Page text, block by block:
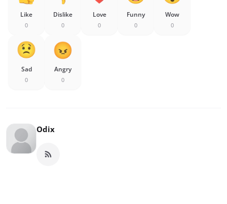
Like
0
Dislike
0
Love
0
Funny
0
Wow
0
Sad
0
Angry
0
Odix